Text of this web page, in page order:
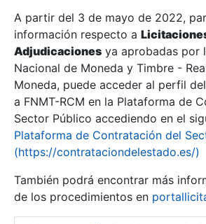
Erakutsi/Ezkutatu
Erakutsi/Ezkutatu
Erakutsi/Ezkutatu
A partir del 3 de mayo de 2022,
información respecto a
Adjudicaciones ya aprobadas por
Nacional de Moneda y Timbre -
Moneda, puede acceder al perfil
a FNMT-RCM en la Plataforma de
Sector Público accediendo en el
Plataforma de Contratación del
(https://contrataciondelestado.es/)
También podrá encontrar más
de los procedimientos en